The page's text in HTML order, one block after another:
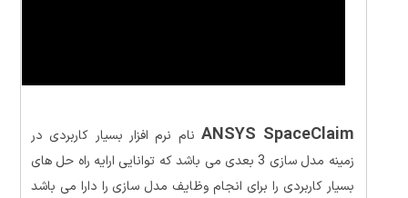
ANSYS SpaceClaimنام نرم افزار بسیار کاربردی در
زمینه مدل سازی 3 بعدی می باشد که توانایی ارایه راه حل های
بسیار کاربردی را برای انجام وظایف مدل سازی را دارا می باشد